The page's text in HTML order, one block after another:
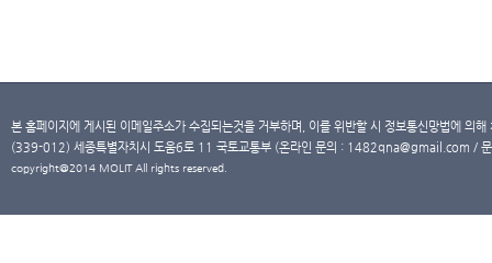
본 홈페이지에 게시된 이메일주소가 수집되는것을 거부하며, 이를 위반할 시 정보통신망법에 의
(339-012) 세종특별자치시 도움6로 11 국토교통부 (온라인 문의 : 1482qna@gmail.com /
copyright@2014 MOLIT All rights reserved.